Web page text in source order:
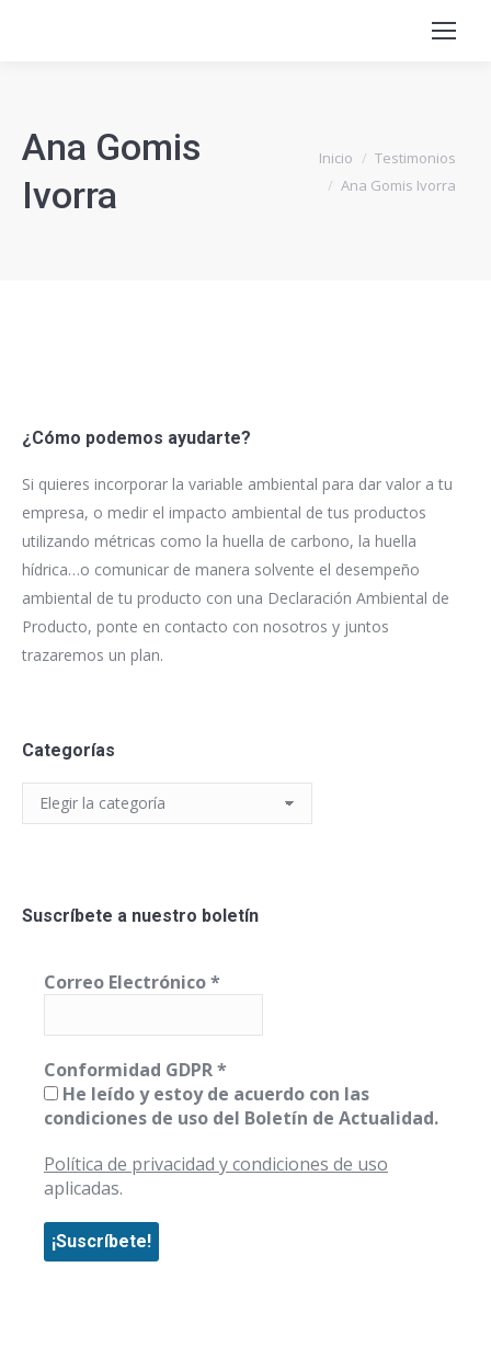
Ana Gomis
Ivorra
Estás aquí:Inicio
Testimonios
Ana Gomis Ivorra
¿Cómo podemos ayudarte?
Si quieres incorporar la variable ambiental para dar valor a tu
empresa, o medir el impacto ambiental de tus productos
utilizando métricas como la huella de carbono, la huella
hídrica…o comunicar de manera solvente el desempeño
ambiental de tu producto con una Declaración Ambiental de
Producto, ponte en contacto con nosotros y juntos
trazaremos un plan.
Categorías
Categorías
Suscríbete a nuestro boletín
Correo Electrónico*
Conformidad GDPR*
He leído y estoy de acuerdo con las
condiciones de uso del Boletín de Actualidad.
Política de privacidad y condiciones de uso
aplicadas.